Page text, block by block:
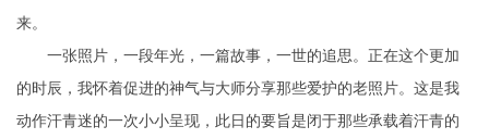
来。
一张照片，一段年光，一篇故事，一世的追思。正在这个更加
的时辰，我怀着促进的神气与大师分享那些爱护的老照片。这是我
动作汗青迷的一次小小呈现，此日的要旨是闭于那些承载着汗青的